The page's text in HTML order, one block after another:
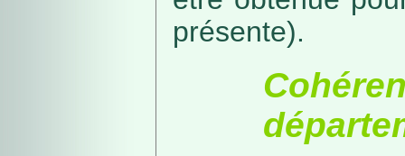
présente).